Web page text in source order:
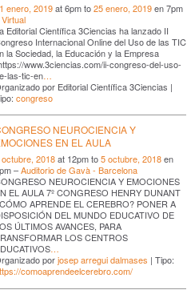
enero, 2019at 6pm to25 enero, 2019en 7pm
Virtual
Editorial Científica 3Ciencias ha lanzado II
Internacional Online del Uso de las TIC
la Sociedad, la Educación y la Empresa
www.3ciencias.com/ii-congreso-del-uso-
las-tic-en …
por Editorial Científica 3Ciencias |
congreso
NEUROCIENCIA Y
EN EL AULA
2018at 12pm to5 octubre, 2018en
–Auditorio de Gavà - Barcelona
NEUROCIENCIA Y EMOCIONES
EL AULA 7º CONGRESO HENRY DUNANT
APRENDE EL CEREBRO? PONER A
DEL MUNDO EDUCATIVO DE
ÚLTIMOS AVANCES, PARA
LOS CENTROS
…
porjosep arregui dalmases | Tipo:
comoaprendeelcerebro.com/